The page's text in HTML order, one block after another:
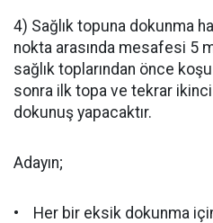
4) Sağlık topuna dokunma
nokta arasında mesafesi 5
sağlık toplarından önce
sonra ilk topa ve tekrar
dokunuş yapacaktır.
Adayın;
• Her bir eksik dokunma için